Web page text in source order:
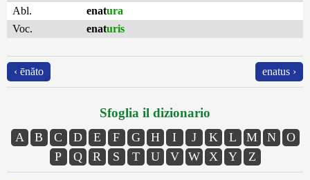
Abl.
enatura
Voc.
enaturis
‹ ēnăto enatus ›
Sfoglia il dizionario
A B C D E F G H I J K L M N
O
P
Q R S T U V W X Y Z